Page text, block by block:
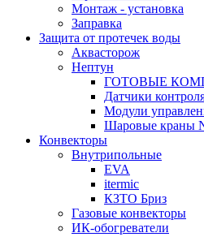
Монтаж - установка
Заправка
Защита от протечек воды
Аквасторож
Нептун
ГОТОВЫЕ
Датчики
Модули
Шаровые краны
Конвекторы
Внутрипольные
EVA
itermic
КЗТО Бриз
Газовые конвекторы
ИК-обогреватели